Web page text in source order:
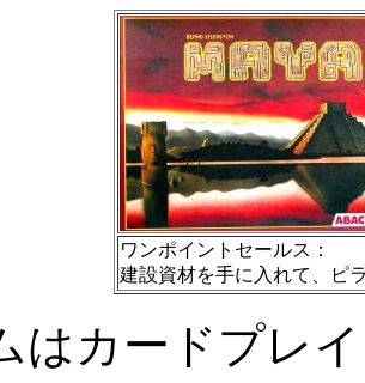
ワンポイントセールス：
建設資材を手に入れて、ピ
カードプレ